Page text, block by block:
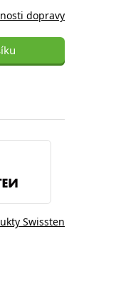
dopravy
Swissten